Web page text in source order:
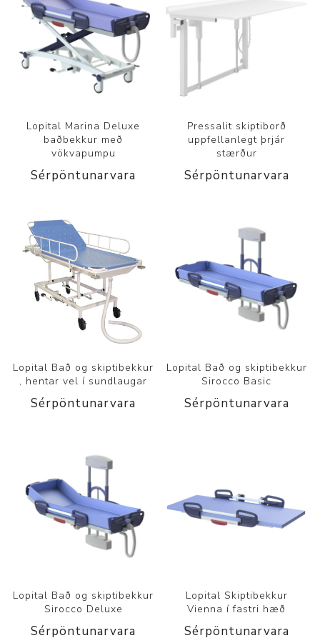
Lopital Marina Deluxe
baðbekkur með
vökvapumpu
Sérpöntunarvara
Pressalit skiptiborð
uppfellanlegt þrjár
stærður
Sérpöntunarvara
Lopital Bað og skiptibekkur
, hentar vel í sundlaugar
Sérpöntunarvara
Lopital Bað og skiptibekkur
Sirocco Basic
Sérpöntunarvara
Lopital Bað og skiptibekkur
Sirocco Deluxe
Sérpöntunarvara
Lopital Skiptibekkur
Vienna í fastri hæð
Sérpöntunarvara